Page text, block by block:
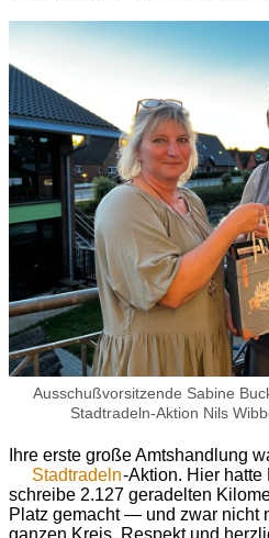
Ausschußvorsitzende Sabine
Stadtradeln-Aktion Nils
Ihre erste große Amtshandlung
Stadtradeln-Aktion. Hier hatte
schreibe 2.127 geradelten
Platz gemacht — und zwar nicht
ganzen Kreis. Respekt und